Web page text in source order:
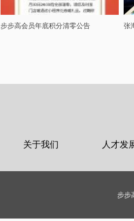
步步高会员年底积分清零公告
关于我们 人才发
步步